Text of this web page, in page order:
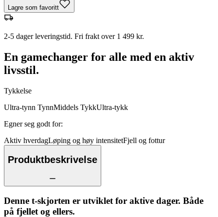
Lagre som favoritt
2-5 dager leveringstid. Fri frakt over 1 499 kr.
En gamechanger for alle med en aktiv
livsstil.
Tykkelse
Ultra-tynn TynnMiddels TykkUltra-tykk
Egner seg godt for:
Aktiv hverdagLøping og høy intensitetFjell og fottur
Produktbeskrivelse
Denne t-skjorten er utviklet for aktive dager. Både
på fjellet og ellers.